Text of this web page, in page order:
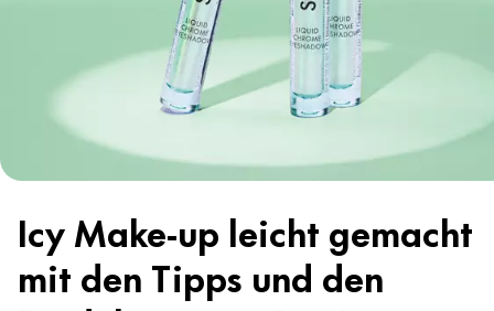
Icy Make-up leicht gemacht
mit den Tipps und den